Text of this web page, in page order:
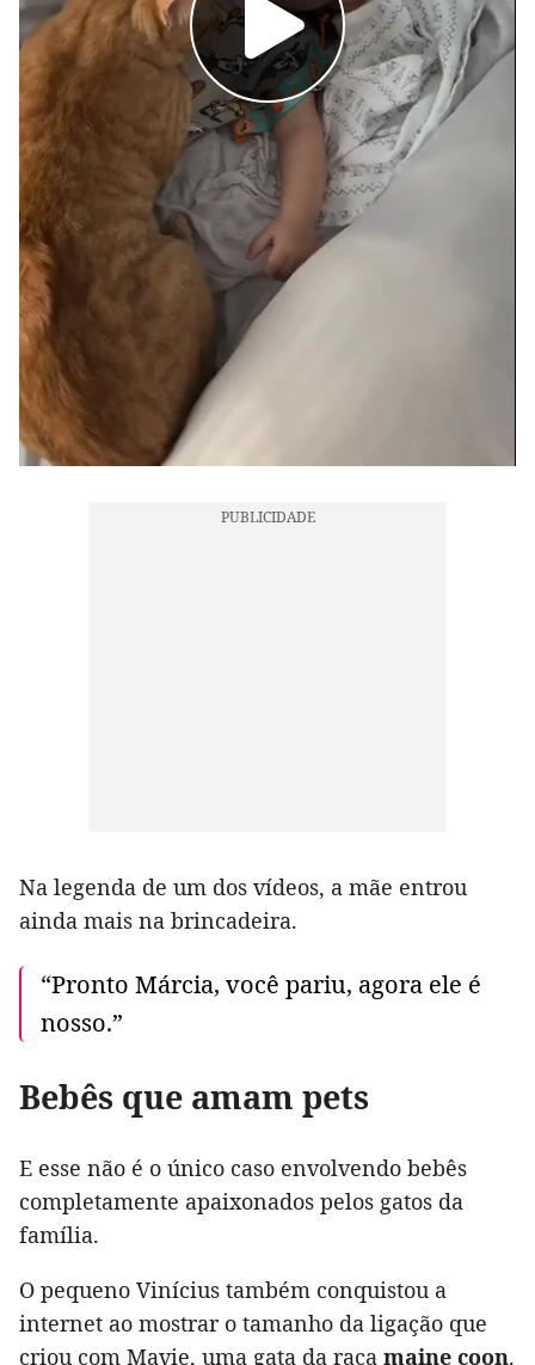
Na legenda de um dos vídeos, a mãe entrou
ainda mais na brincadeira.
“Pronto Márcia, você pariu, agora ele é
nosso.”
Bebês que amam pets
E esse não é o único caso envolvendo bebês
completamente apaixonados pelos gatos da
família.
O pequeno Vinícius também conquistou a
internet ao mostrar o tamanho da ligação que
criou com Mavie, uma gata da raça maine coon.